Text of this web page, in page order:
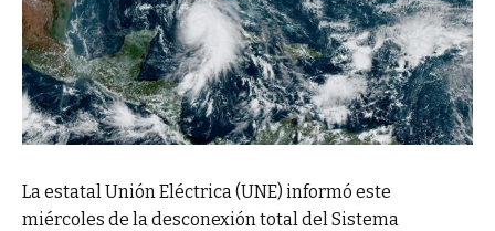
La estatal Unión Eléctrica (UNE) informó este
miércoles de la desconexión total del Sistema